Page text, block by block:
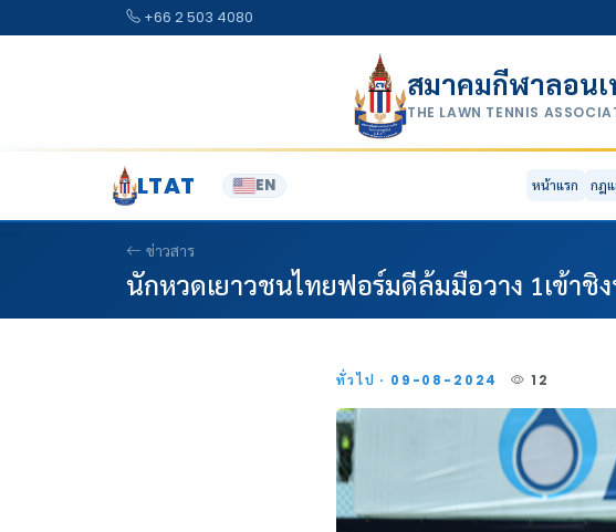
+66 2 503 4080
สมาคมกีฬาลอน
THE LAWN TENNIS
LTAT EN หน้าแรก กฎ
ข่าวสาร
นักหวดเยาวชนไทยฟอร์มดีล้มมือวาง 1เข้า
ทั่วไป · 09-08-2024 12